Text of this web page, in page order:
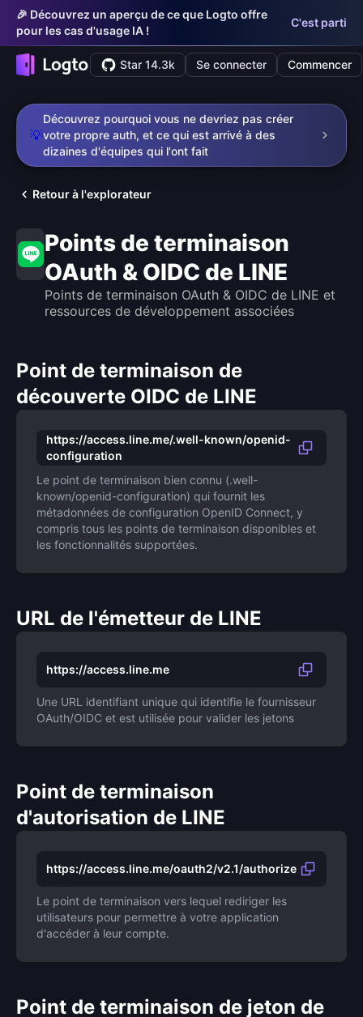
🎉 Découvrez un aperçu de ce que Logto offre
pour les cas d'usage IA !
C'est parti
Star 14.3k Se connecter Commencer
💡
Découvrez pourquoi vous ne devriez pas créer
votre propre auth, et ce qui est arrivé à des
dizaines d'équipes qui l'ont fait
Retour à l'explorateur
Points de terminaison
OAuth & OIDC de LINE
Points de terminaison OAuth & OIDC de LINE et
ressources de développement associées
Point de terminaison de
découverte OIDC de LINE
https://access.line.me/.well-known/openid-
configuration
Le point de terminaison bien connu (.well-
known/openid-configuration) qui fournit les
métadonnées de configuration OpenID Connect, y
compris tous les points de terminaison disponibles et
les fonctionnalités supportées.
URL de l'émetteur de LINE
https://access.line.me
Une URL identifiant unique qui identifie le fournisseur
OAuth/OIDC et est utilisée pour valider les jetons
Point de terminaison
d'autorisation de LINE
https://access.line.me/oauth2/v2.1/authorize
Le point de terminaison vers lequel rediriger les
utilisateurs pour permettre à votre application
d'accéder à leur compte.
Point de terminaison de jeton de